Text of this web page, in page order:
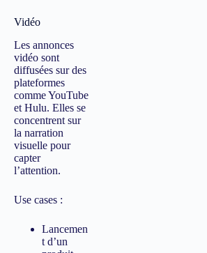
Vidéo
Les annonces
vidéo sont
diffusées sur des
plateformes
comme YouTube
et Hulu. Elles se
concentrent sur
la narration
visuelle pour
capter
l’attention.
Use cases :
Lancemen
t d’un